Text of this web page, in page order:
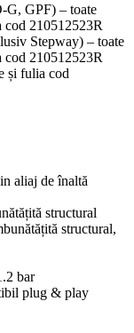
G, GPF) – toate
210512523R
Stepway) – toate
210512523R
și fulia cod
aliaj de înaltă
structural
structural,
bar
plug & play